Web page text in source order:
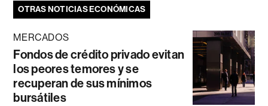
OTRAS NOTICIAS ECONÓMICAS
MERCADOS
Fondos de crédito privado evitan
los peores temores y se
recuperan de sus mínimos
bursátiles